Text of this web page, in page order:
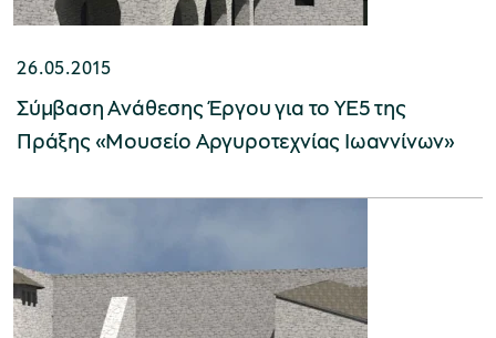
26.05.2015
Σύμβαση Ανάθεσης Έργου για το ΥΕ5 της
Πράξης «Μουσείο Αργυροτεχνίας Ιωαννίνων»